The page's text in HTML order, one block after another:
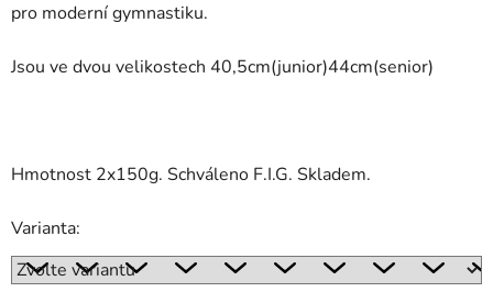
pro moderní gymnastiku.
Jsou ve dvou velikostech 40,5cm(junior)44cm(senior)
Hmotnost 2x150g. Schváleno F.I.G. Skladem.
Varianta: